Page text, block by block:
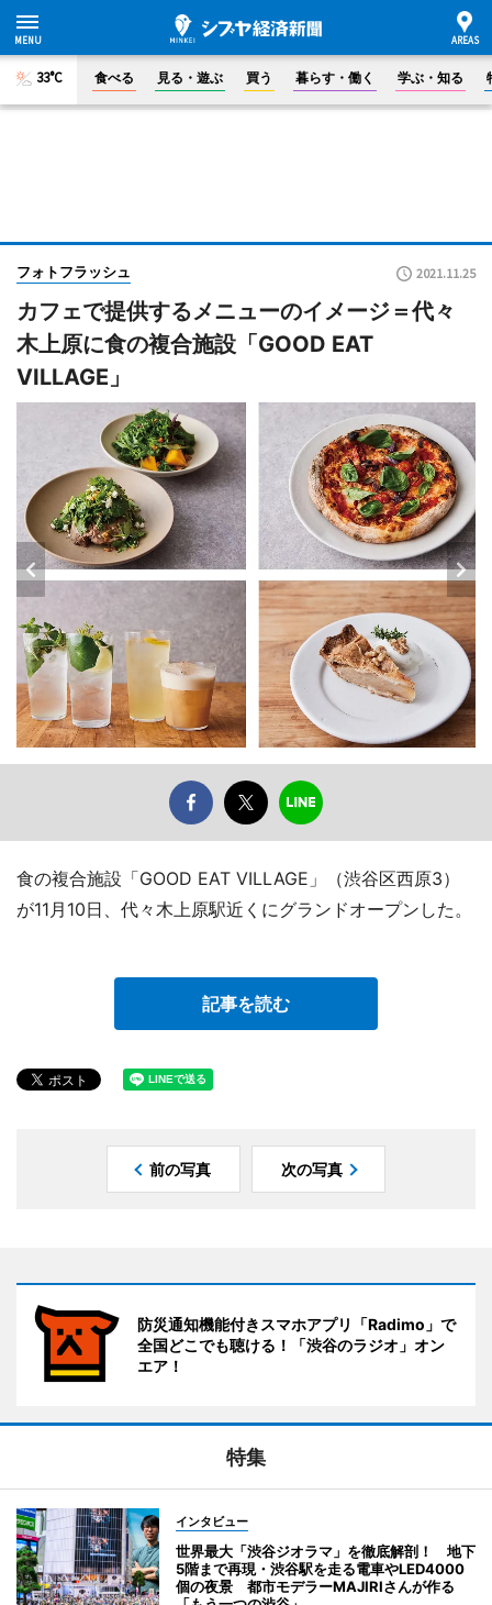
33°C 食べる 見る・遊ぶ 買う 暮らす・働く 学ぶ・知る
フォトフラッシュ 2021.11.25
カフェで提供するメニューのイメージ＝代々
木上原に食の複合施設「GOOD EAT
VILLAGE」
食の複合施設「GOOD EAT VILLAGE」（渋谷区西原3）
が11月10日、代々木上原駅近くにグランドオープンした。
記事を読む
前の写真 次の写真
防災通知機能付きスマホアプリ「Radimo」で
全国どこでも聴ける！「渋谷のラジオ」オン
エア！
特集
インタビュー
世界最大「渋谷ジオラマ」を徹底解剖！ 地下
5階まで再現・渋谷駅を走る電車やLED4000
個の夜景 都市モデラーMAJIRIさんが作る